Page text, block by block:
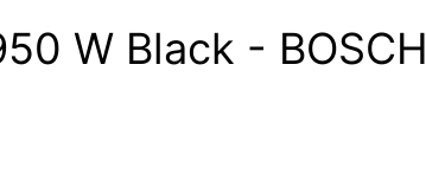
W Black - BOSCH